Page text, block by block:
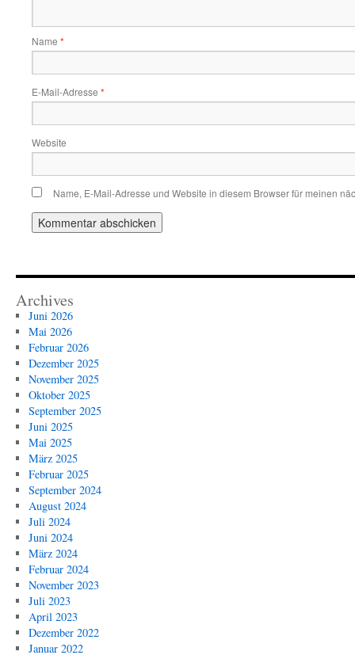
Name *
E-Mail-Adresse *
Website
Name, E-Mail-Adresse und Website in diesem Browser für meinen
Archives
Juni 2026
Mai 2026
Februar 2026
Dezember 2025
November 2025
Oktober 2025
September 2025
Juni 2025
Mai 2025
März 2025
Februar 2025
September 2024
August 2024
Juli 2024
Juni 2024
März 2024
Februar 2024
November 2023
Juli 2023
April 2023
Dezember 2022
Januar 2022